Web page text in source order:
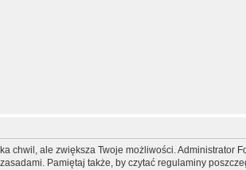
chwil, ale zwiększa Twoje możliwości.
Pamiętaj także, by czytać regulaminy